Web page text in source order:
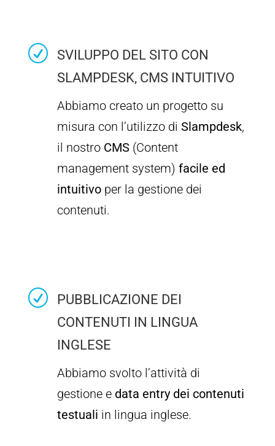
R
SVILUPPO DEL SITO CON
SLAMPDESK, CMS INTUITIVO
Abbiamo creato un progetto su
misura con l’utilizzo di Slampdesk,
il nostro CMS (Content
management system) facile ed
intuitivo per la gestione dei
contenuti.
R
PUBBLICAZIONE DEI
CONTENUTI IN LINGUA
INGLESE
Abbiamo svolto l’attività di
gestione e data entry dei contenuti
testuali in lingua inglese.